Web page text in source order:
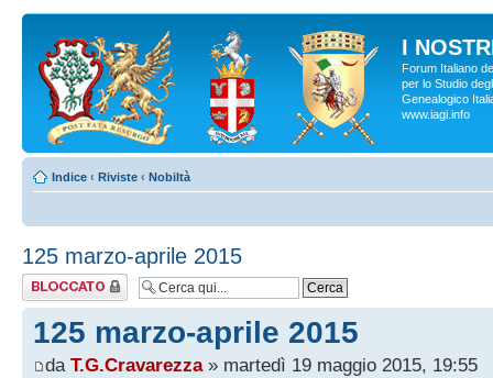
I
Forum Italiano
per lo Studio
Genealogico
www.iagi.info
Indice ‹ Riviste ‹ Nobiltà
125 marzo-aprile 2015
Argomento
bloccato
125 marzo-aprile 2015
da T.G.Cravarezza» martedì 19 maggio 2015, 19:55